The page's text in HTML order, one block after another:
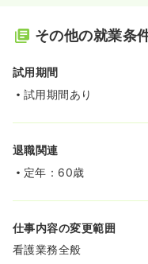
その他の就業条
試用期間
試用期間あり
退職関連
定年：60歳
仕事内容の変更範囲
看護業務全般